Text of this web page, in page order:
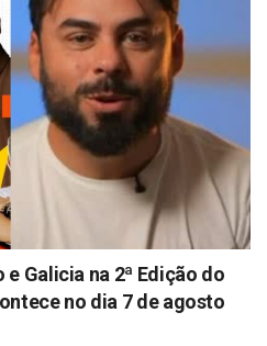
Galicia na 2ª Edição do
no dia 7 de agosto